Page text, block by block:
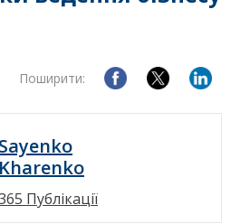
Поширити:
Sayenko
Kharenko
Публікації